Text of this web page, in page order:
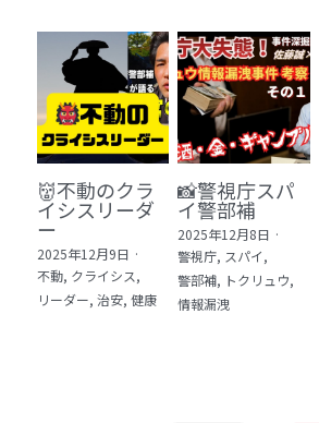
👹不動のクラ
イシスリーダ
ー
2025年12月9日 ·
不動, クライシス,
リーダー, 治安, 健康
📸警視庁スパ
イ警部補
2025年12月8日 ·
警視庁, スパイ,
警部補, トクリュウ,
情報漏洩